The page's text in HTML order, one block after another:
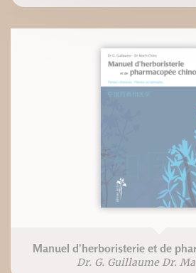
Manuel d'herboristerie et de
Dr. G. Guillaume Dr.